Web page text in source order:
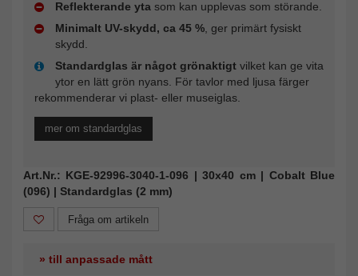
Reflekterande yta som kan upplevas som störande.
Minimalt UV-skydd, ca 45 % , ger primärt fysiskt
skydd.
Standardglas är något grönaktigt vilket kan ge vita
ytor en lätt grön nyans. För tavlor med ljusa färger
rekommenderar vi plast- eller museiglas.
mer om standardglas
Art.Nr.: KGE-92996-3040-1-096 | 30x40 cm | Cobalt Blue
(096) | Standardglas (2 mm)
Fråga om artikeln
» till anpassade mått